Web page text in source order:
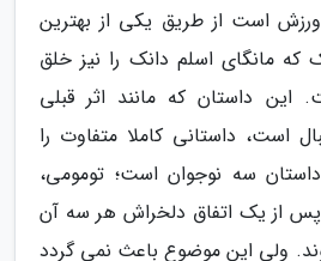
است از طریق یکی از بهترین
مانگای اسلم دانک را نیز خلق
این داستان که مانند اثر قبلی
است، داستانی کاملا متفاوت را
سه نوجوان است؛ تومومی،
پس از یک اتفاق دلخراش هر سه آن
ولی این موضوع باعث نمی گردد